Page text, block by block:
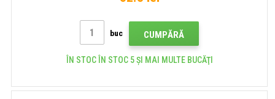
buc CUMPĂRĂ
ÎN STOC ÎN STOC 5 ȘI MAI MULTE BUCĂŢI